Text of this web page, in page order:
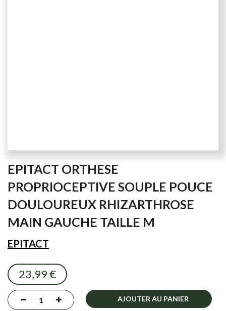
to
beginning
of
the
images
gallery
EPITACT ORTHESE
PROPRIOCEPTIVE SOUPLE POUCE
DOULOUREUX RHIZARTHROSE
MAIN GAUCHE TAILLE M
EPITACT
23,99 €
AJOUTER AU PANIER